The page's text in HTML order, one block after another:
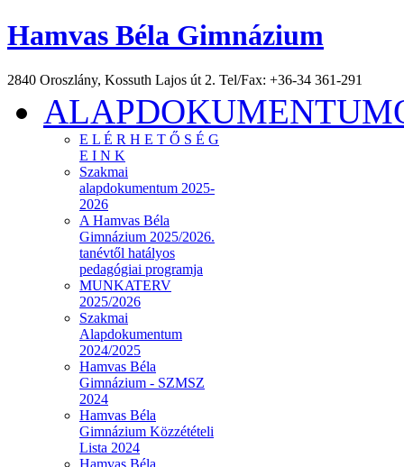
Hamvas Béla Gimnázium
2840 Oroszlány, Kossuth Lajos út 2. Tel/Fax: +36-34 361-291
E L É R H E T Ő S É G
E I N K
Szakmai
alapdokumentum 2025-
2026
A Hamvas Béla
Gimnázium 2025/2026.
tanévtől hatályos
pedagógiai programja
MUNKATERV
2025/2026
Szakmai
Alapdokumentum
2024/2025
Hamvas Béla
Gimnázium - SZMSZ
2024
Hamvas Béla
Gimnázium Közzétételi
Lista 2024